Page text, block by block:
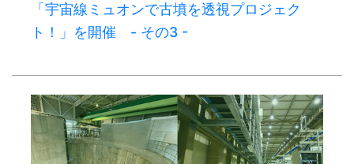
「宇宙線ミュオンで古墳を透視プロジェク
ト！」を開催 - その3 -